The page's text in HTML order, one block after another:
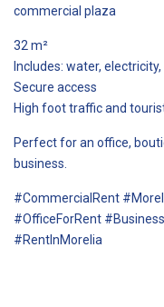
commercial plaza
32 m²
Includes: water,
Secure access
High foot traffic and
Perfect for an office,
business.
#CommercialRent
#OfficeForRent
#RentInMorelia